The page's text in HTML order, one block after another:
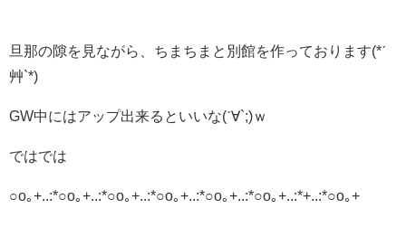
旦那の隙を見ながら、ちまちまと別館を作っております(*ˊ
艸`*)
GW中にはアップ出来るといいな(ˊ∀`;)ｗ
ではでは
○o｡+..:*○o｡+..:*○o｡+..:*○o｡+..:*○o｡+..:*○o｡+..:*+..:*○o｡+